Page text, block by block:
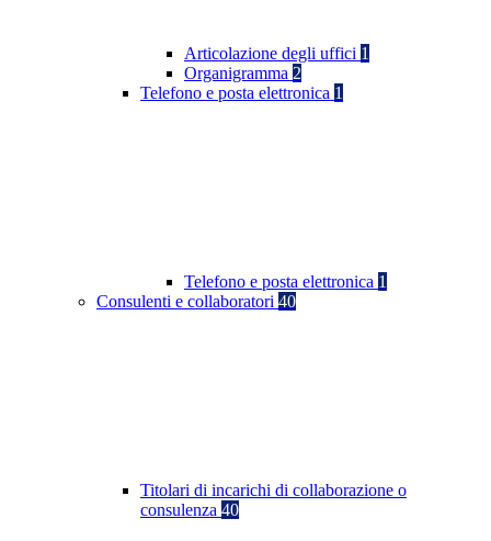
Articolazione degli uffici 1
Organigramma 2
Telefono e posta elettronica 1
Telefono e posta elettronica 1
Consulenti e collaboratori 40
Titolari di incarichi di collaborazione o
consulenza 40